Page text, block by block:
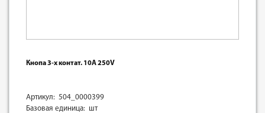
Кнопа 3-х контат. 10А 250V
Артикул: 504_0000399
Базовая единица: шт